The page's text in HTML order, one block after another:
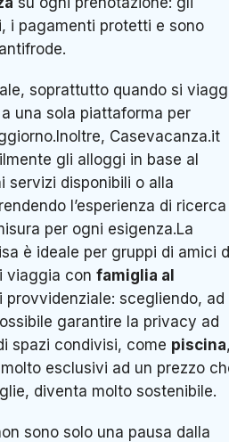
i pagamenti protetti e sono
soprattutto quando si
una sola piattaforma per
Casevacanza.it
gli alloggi in base al
servizi disponibili o alla
l’esperienza di ricerca
per ogni esigenza.La
è ideale per gruppi di amici
viaggia con famiglia al
provvidenziale: scegliendo, ad
garantire la privacy ad
spazi condivisi, come piscina
esclusivi ad un prezzo
diventa molto sostenibile.
sono solo una pausa dalla